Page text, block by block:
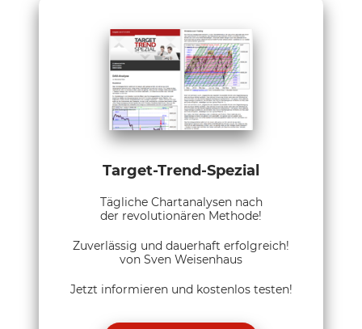
Target-Trend-Spezial
Tägliche Chartanalysen nach
der revolutionären Methode!
Zuverlässig und dauerhaft erfolgreich!
von Sven Weisenhaus
Jetzt informieren und kostenlos testen!